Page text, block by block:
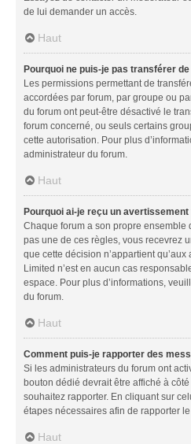
de lui demander un accès.
Haut
Pourquoi ne puis-je pas transférer
Les permissions permettant de
accordées par forum, par groupe ou
du forum ont peut-être désactivé le
forum concerné, ou seuls certains
cette autorisation. Pour plus
administrateur du forum.
Haut
Pourquoi ai-je reçu un avertissement
Chaque forum a son propre ensemble
pas une de ces règles, vous recevrez
que cette décision n’appartient
Limited n’est en aucun cas
espace. Pour plus d’informations,
du forum.
Haut
Comment puis-je rapporter des
Si les administrateurs du forum ont
bouton dédié devrait être affiché à
souhaitez rapporter. En cliquant sur
étapes nécessaires afin de rapporter
Haut